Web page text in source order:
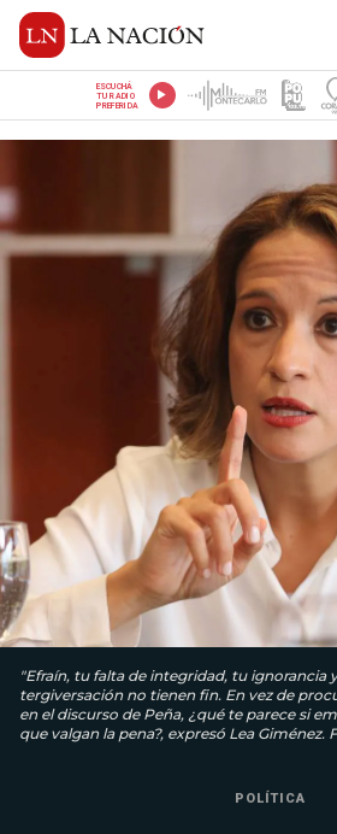
ESCUCHÁ
TU RADIO
PREFERIDA
"Efraín, tu falta de integridad, tu ignorancia
tergiversación no tienen fin. En vez de
en el discurso de Peña, ¿qué te parece si
que valgan la pena?, expresó Lea Giménez.
POLÍTICA